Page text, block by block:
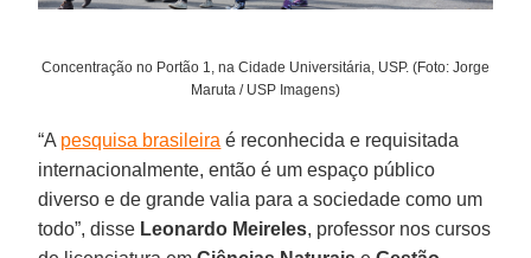
Concentração no Portão 1, na Cidade Universitária, USP. (Foto: Jorge
Maruta / USP Imagens)
“A pesquisa brasileira é reconhecida e requisitada
internacionalmente, então é um espaço público
diverso e de grande valia para a sociedade como um
todo”, disse Leonardo Meireles, professor nos cursos